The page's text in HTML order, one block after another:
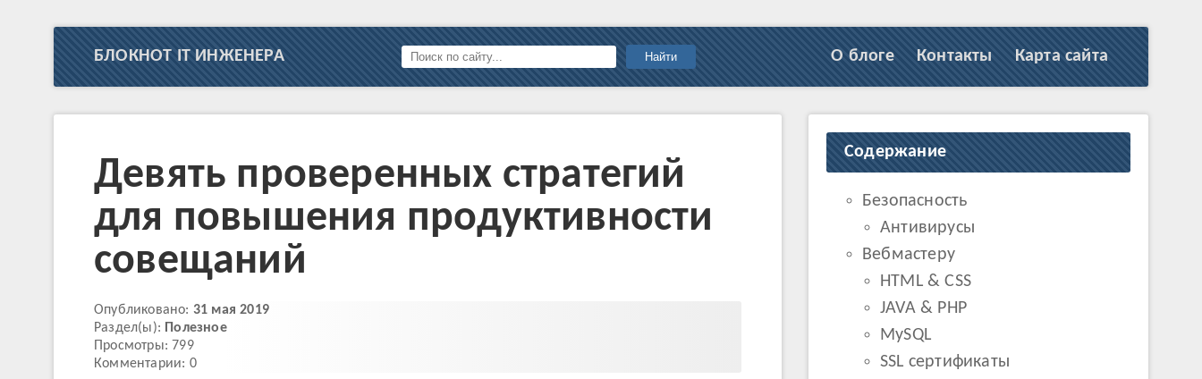
БЛОКНОТ IT ИНЖЕНЕРА Найти О блоге Контакты Карта сайта
Девять проверенных стратегий
для повышения продуктивности
совещаний
Опубликовано: 31 мая 2019
Раздел(ы): Полезное
Просмотры: 799
Комментарии: 0
Содержание
Безопасность
Антивирусы
Вебмастеру
HTML & CSS
JAVA & PHP
MySQL
SSL сертификаты